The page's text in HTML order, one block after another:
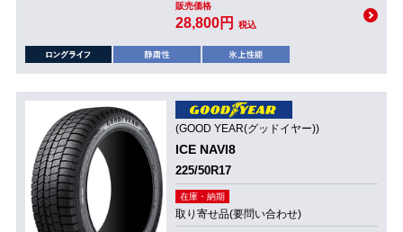
販売価格
28,800円 税込
(GOOD YEAR(グッドイヤー))
ICE NAVI8
225/50R17
在庫・納期
取り寄せ品(要問い合わせ)